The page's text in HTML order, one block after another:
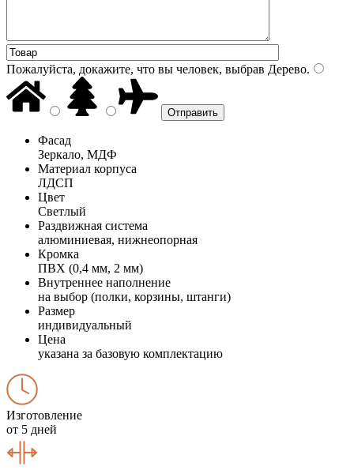
Пожалуйста, докажите, что вы человек, выбрав Дерево.
Фасад
Зеркало, МДФ
Материал корпуса
ЛДСП
Цвет
Светлый
Раздвижная система
алюминиевая, нижнеопорная
Кромка
ПВХ (0,4 мм, 2 мм)
Внутреннее наполнение
на выбор (полки, корзины, штанги)
Размер
индивидуальный
Цена
указана за базовую комплектацию
Изготовление
от 5 дней